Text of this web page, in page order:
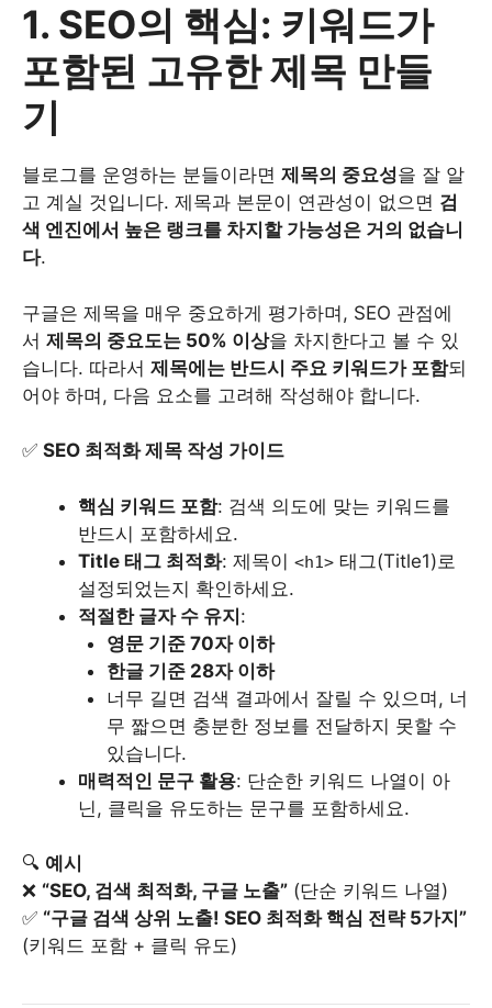
1. SEO의 핵심: 키워드가
포함된 고유한 제목 만들
기
블로그를 운영하는 분들이라면 제목의 중요성을 잘 알
고 계실 것입니다. 제목과 본문이 연관성이 없으면 검
색 엔진에서 높은 랭크를 차지할 가능성은 거의 없습니
다.
구글은 제목을 매우 중요하게 평가하며, SEO 관점에
서 제목의 중요도는 50% 이상을 차지한다고 볼 수 있
습니다. 따라서 제목에는 반드시 주요 키워드가 포함되
어야 하며, 다음 요소를 고려해 작성해야 합니다.
✅ SEO 최적화 제목 작성 가이드
핵심 키워드 포함: 검색 의도에 맞는 키워드를
반드시 포함하세요.
Title 태그 최적화: 제목이 <h1> 태그(Title1)로
설정되었는지 확인하세요.
적절한 글자 수 유지:
영문 기준 70자 이하
한글 기준 28자 이하
너무 길면 검색 결과에서 잘릴 수 있으며, 너
무 짧으면 충분한 정보를 전달하지 못할 수
있습니다.
매력적인 문구 활용: 단순한 키워드 나열이 아
닌, 클릭을 유도하는 문구를 포함하세요.
🔍 예시
❌ “SEO, 검색 최적화, 구글 노출” (단순 키워드 나열)
✅ “구글 검색 상위 노출! SEO 최적화 핵심 전략 5가지”
(키워드 포함 + 클릭 유도)